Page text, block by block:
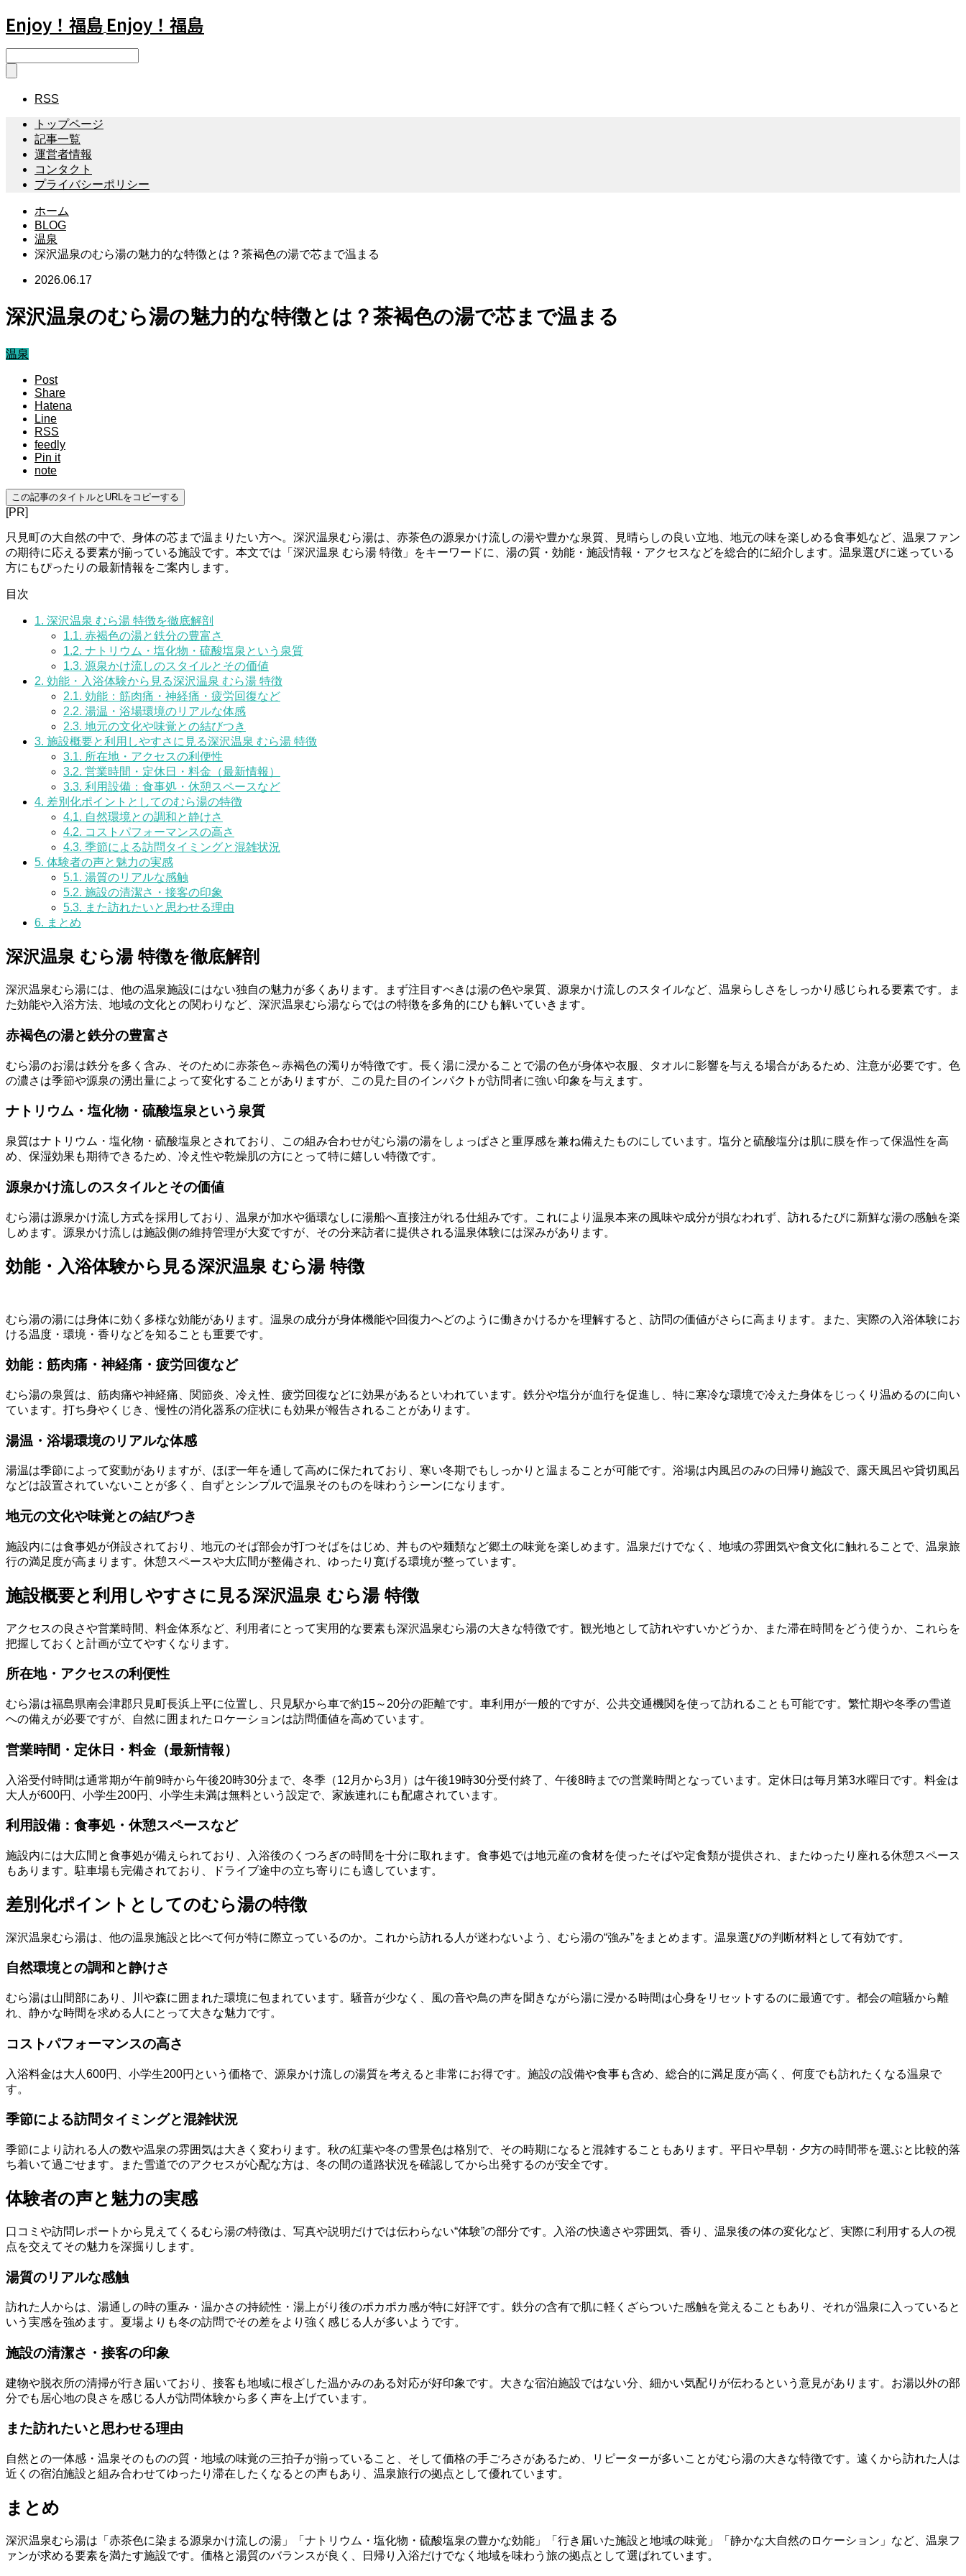
Enjoy！福島 Enjoy！福島
RSS
トップページ
記事一覧
運営者情報
コンタクト
プライバシーポリシー
ホーム
BLOG
温泉
深沢温泉のむら湯の魅力的な特徴とは？茶褐色の湯で芯まで温まる
2026.06.17
深沢温泉のむら湯の魅力的な特徴とは？茶褐色の湯で芯まで温まる
温泉
Post
Share
Hatena
Line
RSS
feedly
Pin it
note
この記事のタイトルとURLをコピーする
[PR]
只見町の大自然の中で、身体の芯まで温まりたい方へ。深沢温泉むら湯は、赤茶色の源泉かけ流しの湯や豊かな泉質、見晴らしの良い立地、地元の味を楽しめる食事処など、温泉ファン
の期待に応える要素が揃っている施設です。本文では「深沢温泉 むら湯 特徴」をキーワードに、湯の質・効能・施設情報・アクセスなどを総合的に紹介します。温泉選びに迷っている
方にもぴったりの最新情報をご案内します。
目次
1. 深沢温泉 むら湯 特徴を徹底解剖
1.1. 赤褐色の湯と鉄分の豊富さ
1.2. ナトリウム・塩化物・硫酸塩泉という泉質
1.3. 源泉かけ流しのスタイルとその価値
2. 効能・入浴体験から見る深沢温泉 むら湯 特徴
2.1. 効能：筋肉痛・神経痛・疲労回復など
2.2. 湯温・浴場環境のリアルな体感
2.3. 地元の文化や味覚との結びつき
3. 施設概要と利用しやすさに見る深沢温泉 むら湯 特徴
3.1. 所在地・アクセスの利便性
3.2. 営業時間・定休日・料金（最新情報）
3.3. 利用設備：食事処・休憩スペースなど
4. 差別化ポイントとしてのむら湯の特徴
4.1. 自然環境との調和と静けさ
4.2. コストパフォーマンスの高さ
4.3. 季節による訪問タイミングと混雑状況
5. 体験者の声と魅力の実感
5.1. 湯質のリアルな感触
5.2. 施設の清潔さ・接客の印象
5.3. また訪れたいと思わせる理由
6. まとめ
深沢温泉 むら湯 特徴を徹底解剖
深沢温泉むら湯には、他の温泉施設にはない独自の魅力が多くあります。まず注目すべきは湯の色や泉質、源泉かけ流しのスタイルなど、温泉らしさをしっかり感じられる要素です。ま
た効能や入浴方法、地域の文化との関わりなど、深沢温泉むら湯ならではの特徴を多角的にひも解いていきます。
赤褐色の湯と鉄分の豊富さ
むら湯のお湯は鉄分を多く含み、そのために赤茶色～赤褐色の濁りが特徴です。長く湯に浸かることで湯の色が身体や衣服、タオルに影響を与える場合があるため、注意が必要です。色
の濃さは季節や源泉の湧出量によって変化することがありますが、この見た目のインパクトが訪問者に強い印象を与えます。
ナトリウム・塩化物・硫酸塩泉という泉質
泉質はナトリウム・塩化物・硫酸塩泉とされており、この組み合わせがむら湯の湯をしょっぱさと重厚感を兼ね備えたものにしています。塩分と硫酸塩分は肌に膜を作って保温性を高
め、保湿効果も期待できるため、冷え性や乾燥肌の方にとって特に嬉しい特徴です。
源泉かけ流しのスタイルとその価値
むら湯は源泉かけ流し方式を採用しており、温泉が加水や循環なしに湯船へ直接注がれる仕組みです。これにより温泉本来の風味や成分が損なわれず、訪れるたびに新鮮な湯の感触を楽
しめます。源泉かけ流しは施設側の維持管理が大変ですが、その分来訪者に提供される温泉体験には深みがあります。
効能・入浴体験から見る深沢温泉 むら湯 特徴
むら湯の湯には身体に効く多様な効能があります。温泉の成分が身体機能や回復力へどのように働きかけるかを理解すると、訪問の価値がさらに高まります。また、実際の入浴体験にお
ける温度・環境・香りなどを知ることも重要です。
効能：筋肉痛・神経痛・疲労回復など
むら湯の泉質は、筋肉痛や神経痛、関節炎、冷え性、疲労回復などに効果があるといわれています。鉄分や塩分が血行を促進し、特に寒冷な環境で冷えた身体をじっくり温めるのに向い
ています。打ち身やくじき、慢性の消化器系の症状にも効果が報告されることがあります。
湯温・浴場環境のリアルな体感
湯温は季節によって変動がありますが、ほぼ一年を通して高めに保たれており、寒い冬期でもしっかりと温まることが可能です。浴場は内風呂のみの日帰り施設で、露天風呂や貸切風呂
などは設置されていないことが多く、自ずとシンプルで温泉そのものを味わうシーンになります。
地元の文化や味覚との結びつき
施設内には食事処が併設されており、地元のそば部会が打つそばをはじめ、丼ものや麺類など郷土の味覚を楽しめます。温泉だけでなく、地域の雰囲気や食文化に触れることで、温泉旅
行の満足度が高まります。休憩スペースや大広間が整備され、ゆったり寛げる環境が整っています。
施設概要と利用しやすさに見る深沢温泉 むら湯 特徴
アクセスの良さや営業時間、料金体系など、利用者にとって実用的な要素も深沢温泉むら湯の大きな特徴です。観光地として訪れやすいかどうか、また滞在時間をどう使うか、これらを
把握しておくと計画が立てやすくなります。
所在地・アクセスの利便性
むら湯は福島県南会津郡只見町長浜上平に位置し、只見駅から車で約15～20分の距離です。車利用が一般的ですが、公共交通機関を使って訪れることも可能です。繁忙期や冬季の雪道
への備えが必要ですが、自然に囲まれたロケーションは訪問価値を高めています。
営業時間・定休日・料金（最新情報）
入浴受付時間は通常期が午前9時から午後20時30分まで、冬季（12月から3月）は午後19時30分受付終了、午後8時までの営業時間となっています。定休日は毎月第3水曜日です。料金は
大人が600円、小学生200円、小学生未満は無料という設定で、家族連れにも配慮されています。
利用設備：食事処・休憩スペースなど
施設内には大広間と食事処が備えられており、入浴後のくつろぎの時間を十分に取れます。食事処では地元産の食材を使ったそばや定食類が提供され、またゆったり座れる休憩スペース
もあります。駐車場も完備されており、ドライブ途中の立ち寄りにも適しています。
差別化ポイントとしてのむら湯の特徴
深沢温泉むら湯は、他の温泉施設と比べて何が特に際立っているのか。これから訪れる人が迷わないよう、むら湯の“強み”をまとめます。温泉選びの判断材料として有効です。
自然環境との調和と静けさ
むら湯は山間部にあり、川や森に囲まれた環境に包まれています。騒音が少なく、風の音や鳥の声を聞きながら湯に浸かる時間は心身をリセットするのに最適です。都会の喧騒から離
れ、静かな時間を求める人にとって大きな魅力です。
コストパフォーマンスの高さ
入浴料金は大人600円、小学生200円という価格で、源泉かけ流しの湯質を考えると非常にお得です。施設の設備や食事も含め、総合的に満足度が高く、何度でも訪れたくなる温泉で
す。
季節による訪問タイミングと混雑状況
季節により訪れる人の数や温泉の雰囲気は大きく変わります。秋の紅葉や冬の雪景色は格別で、その時期になると混雑することもあります。平日や早朝・夕方の時間帯を選ぶと比較的落
ち着いて過ごせます。また雪道でのアクセスが心配な方は、冬の間の道路状況を確認してから出発するのが安全です。
体験者の声と魅力の実感
口コミや訪問レポートから見えてくるむら湯の特徴は、写真や説明だけでは伝わらない“体験”の部分です。入浴の快適さや雰囲気、香り、温泉後の体の変化など、実際に利用する人の視
点を交えてその魅力を深掘りします。
湯質のリアルな感触
訪れた人からは、湯通しの時の重み・温かさの持続性・湯上がり後のポカポカ感が特に好評です。鉄分の含有で肌に軽くざらついた感触を覚えることもあり、それが温泉に入っていると
いう実感を強めます。夏場よりも冬の訪問でその差をより強く感じる人が多いようです。
施設の清潔さ・接客の印象
建物や脱衣所の清掃が行き届いており、接客も地域に根ざした温かみのある対応が好印象です。大きな宿泊施設ではない分、細かい気配りが伝わるという意見があります。お湯以外の部
分でも居心地の良さを感じる人が訪問体験から多く声を上げています。
また訪れたいと思わせる理由
自然との一体感・温泉そのものの質・地域の味覚の三拍子が揃っていること、そして価格の手ごろさがあるため、リピーターが多いことがむら湯の大きな特徴です。遠くから訪れた人は
近くの宿泊施設と組み合わせてゆったり滞在したくなるとの声もあり、温泉旅行の拠点として優れています。
まとめ
深沢温泉むら湯は「赤茶色に染まる源泉かけ流しの湯」「ナトリウム・塩化物・硫酸塩泉の豊かな効能」「行き届いた施設と地域の味覚」「静かな大自然のロケーション」など、温泉フ
ァンが求める要素を満たす施設です。価格と湯質のバランスが良く、日帰り入浴だけでなく地域を味わう旅の拠点として選ばれています。